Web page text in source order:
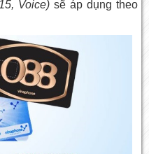
Voice)sẽ áp dụng theo